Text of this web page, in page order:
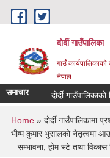
Skip to main content
दोर्दी गाउँपालिका
गाउँ
नेपाल
समाचार दोर्दी गाउँपालिकाको
You are
Home» दोर्दी गाउँपालिकामा
भीष्म कुमार भुसालको नेतृत्वमा
सम्भावना, होम स्टे तथा